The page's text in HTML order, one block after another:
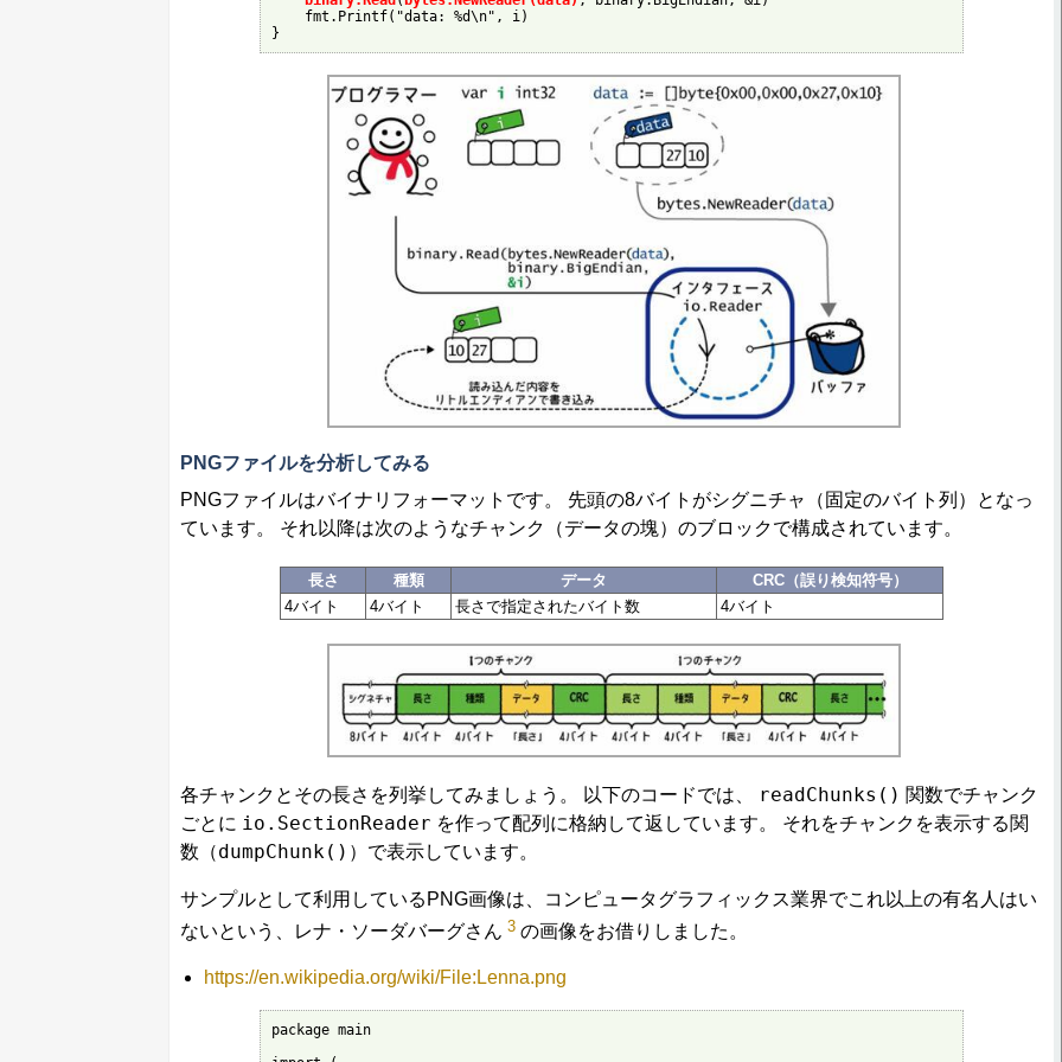
fmt.Printf("data: %d\n", i)
}
PNGファイルを分析してみる
PNGファイルはバイナリフォーマットです。 先頭の8バイトがシグニチャ（固定のバイト列）となっ
ています。 それ以降は次のようなチャンク（データの塊）のブロックで構成されています。
長さ 種類 データ
CRC（誤り検知符号）
4バイト
4バイト 長さで指定されたバイト数 4バイト
各チャンクとその長さを列挙してみましょう。 以下のコードでは、 readChunks() 関数でチャンク
ごとに io.SectionReader を作って配列に格納して返しています。 それをチャンクを表示する関
数（dumpChunk() ）で表示しています。
サンプルとして利用しているPNG画像は、コンピュータグラフィックス業界でこれ以上の有名人はい
ないという、レナ・ソーダバーグさん 3 の画像をお借りしました。
https://en.wikipedia.org/wiki/File:Lenna.png
package main